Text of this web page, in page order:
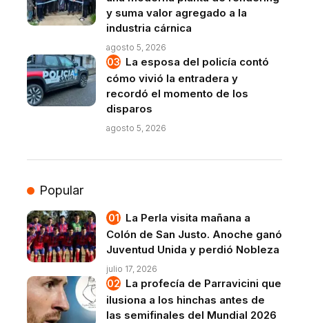
y suma valor agregado a la
industria cárnica
agosto 5, 2026
La esposa del policía contó
cómo vivió la entradera y
recordó el momento de los
disparos
agosto 5, 2026
Popular
La Perla visita mañana a
Colón de San Justo. Anoche ganó
Juventud Unida y perdió Nobleza
julio 17, 2026
La profecía de Parravicini que
ilusiona a los hinchas antes de
las semifinales del Mundial 2026